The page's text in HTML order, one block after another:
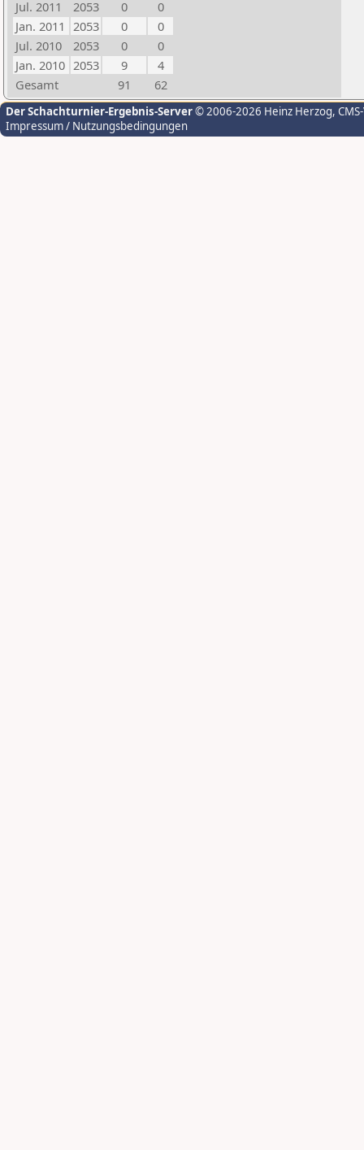
Jul. 2011 2053 0
0
Jan. 2011 2053 0
0
Jul. 2010
2053 0
0
Jan. 2010 2053 9
4
Gesamt
91 62
Der Schachturnier-Ergebnis-Server© 2006-2026 Heinz Herzog,
Impressum / Nutzungsbedingungen